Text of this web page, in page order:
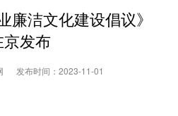
廉洁文化建设倡议》
京发布
发布时间： 2023-11-01